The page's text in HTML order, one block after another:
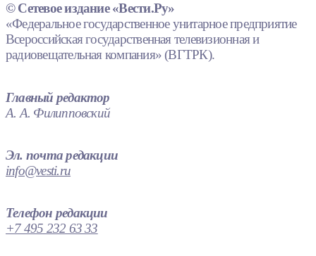
© Сетевое издание «Вести.Ру»
«Федеральное государственное унитарное предприятие
Всероссийская государственная телевизионная и
радиовещательная компания» (ВГТРК).
Главный редактор
А. А. Филипповский
Эл. почта редакции
info@vesti.ru
Телефон редакции
+7 495 232 63 33